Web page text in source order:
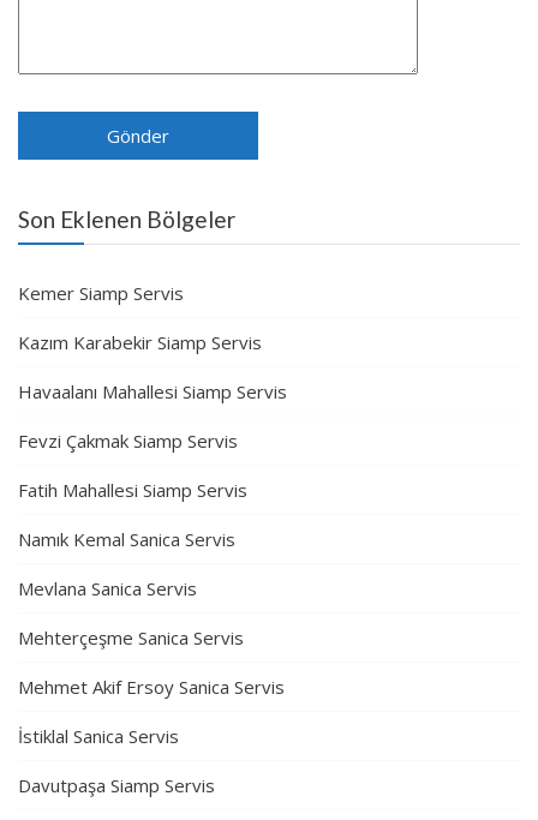
Son Eklenen Bölgeler
Kemer Siamp Servis
Kazım Karabekir Siamp Servis
Havaalanı Mahallesi Siamp Servis
Fevzi Çakmak Siamp Servis
Fatih Mahallesi Siamp Servis
Namık Kemal Sanica Servis
Mevlana Sanica Servis
Mehterçeşme Sanica Servis
Mehmet Akif Ersoy Sanica Servis
İstiklal Sanica Servis
Davutpaşa Siamp Servis